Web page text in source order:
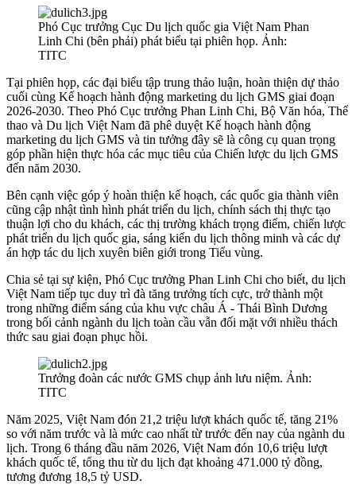
Phó Cục trưởng Cục Du lịch quốc gia Việt Nam Phan
Linh Chi (bên phải) phát biểu tại phiên họp. Ảnh:
TITC
Tại phiên họp, các đại biểu tập trung thảo luận, hoàn thiện dự thảo
cuối cùng Kế hoạch hành động marketing du lịch GMS giai đoạn
2026-2030. Theo Phó Cục trưởng Phan Linh Chi, Bộ Văn hóa, Thể
thao và Du lịch Việt Nam đã phê duyệt Kế hoạch hành động
marketing du lịch GMS và tin tưởng đây sẽ là công cụ quan trọng
góp phần hiện thực hóa các mục tiêu của Chiến lược du lịch GMS
đến năm 2030.
Bên cạnh việc góp ý hoàn thiện kế hoạch, các quốc gia thành viên
cũng cập nhật tình hình phát triển du lịch, chính sách thị thực tạo
thuận lợi cho du khách, các thị trường khách trọng điểm, chiến lược
phát triển du lịch quốc gia, sáng kiến du lịch thông minh và các dự
án hợp tác du lịch xuyên biên giới trong Tiểu vùng.
Chia sẻ tại sự kiện, Phó Cục trưởng Phan Linh Chi cho biết, du lịch
Việt Nam tiếp tục duy trì đà tăng trưởng tích cực, trở thành một
trong những điểm sáng của khu vực châu Á - Thái Bình Dương
trong bối cảnh ngành du lịch toàn cầu vẫn đối mặt với nhiều thách
thức sau giai đoạn phục hồi.
Trưởng đoàn các nước GMS chụp ảnh lưu niệm. Ảnh:
TITC
Năm 2025, Việt Nam đón 21,2 triệu lượt khách quốc tế, tăng 21%
so với năm trước và là mức cao nhất từ trước đến nay của ngành du
lịch. Trong 6 tháng đầu năm 2026, Việt Nam đón 10,6 triệu lượt
khách quốc tế, tổng thu từ du lịch đạt khoảng 471.000 tỷ đồng,
tương đương 18,5 tỷ USD.